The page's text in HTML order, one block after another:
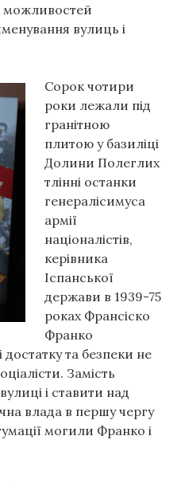
можливостей
вулиць і
Сорок чотири
роки лежали під
гранітною
плитою у базиліці
Долини Полеглих
тлінні останки
генералісимуса
армії
націоналістів,
керівника
Іспанської
держави в 1939-75
роках Франсіско
Франко
та безпеки не
Замість
і ставити над
влада в першу чергу
могили Франко і